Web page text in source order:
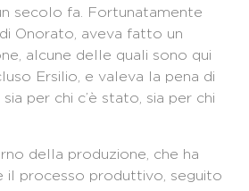
secolo fa. Fortunatamente
Onorato, aveva fatto un
alcune delle quali sono qui
Ersilio, e valeva la pena di
per chi c’è stato, sia per chi
della produzione, che ha
il processo produttivo, seguito